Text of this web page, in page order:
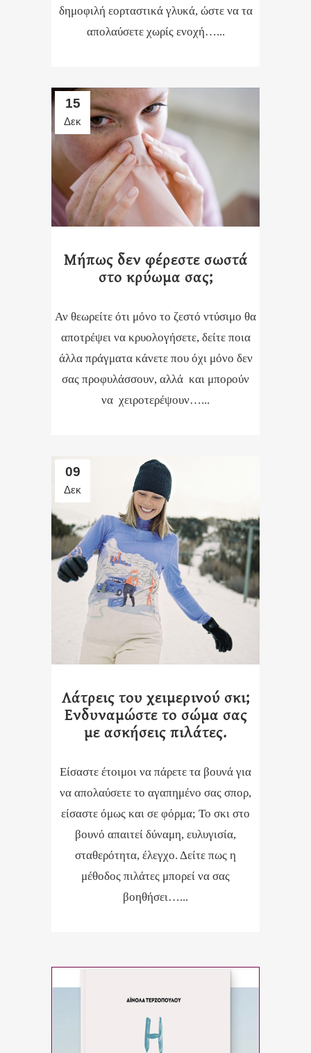
δημοφιλή εορταστικά γλυκά, ώστε να τα
απολαύσετε χωρίς ενοχή…...
15
Δεκ
Μήπως δεν φέρεστε σωστά
στο κρύωμα σας;
Αν θεωρείτε ότι μόνο το ζεστό ντύσιμο θα
αποτρέψει να κρυολογήσετε, δείτε ποια
άλλα πράγματα κάνετε που όχι μόνο δεν
σας προφυλάσσουν, αλλά και μπορούν
να χειροτερέψουν…...
09
Δεκ
Λάτρεις του χειμερινού σκι;
Ενδυναμώστε το σώμα σας
με ασκήσεις πιλάτες.
Είσαστε έτοιμοι να πάρετε τα βουνά για
να απολαύσετε το αγαπημένο σας σπορ,
είσαστε όμως και σε φόρμα; Το σκι στο
βουνό απαιτεί δύναμη, ευλυγισία,
σταθερότητα, έλεγχο. Δείτε πως η
μέθοδος πιλάτες μπορεί να σας
βοηθήσει…...